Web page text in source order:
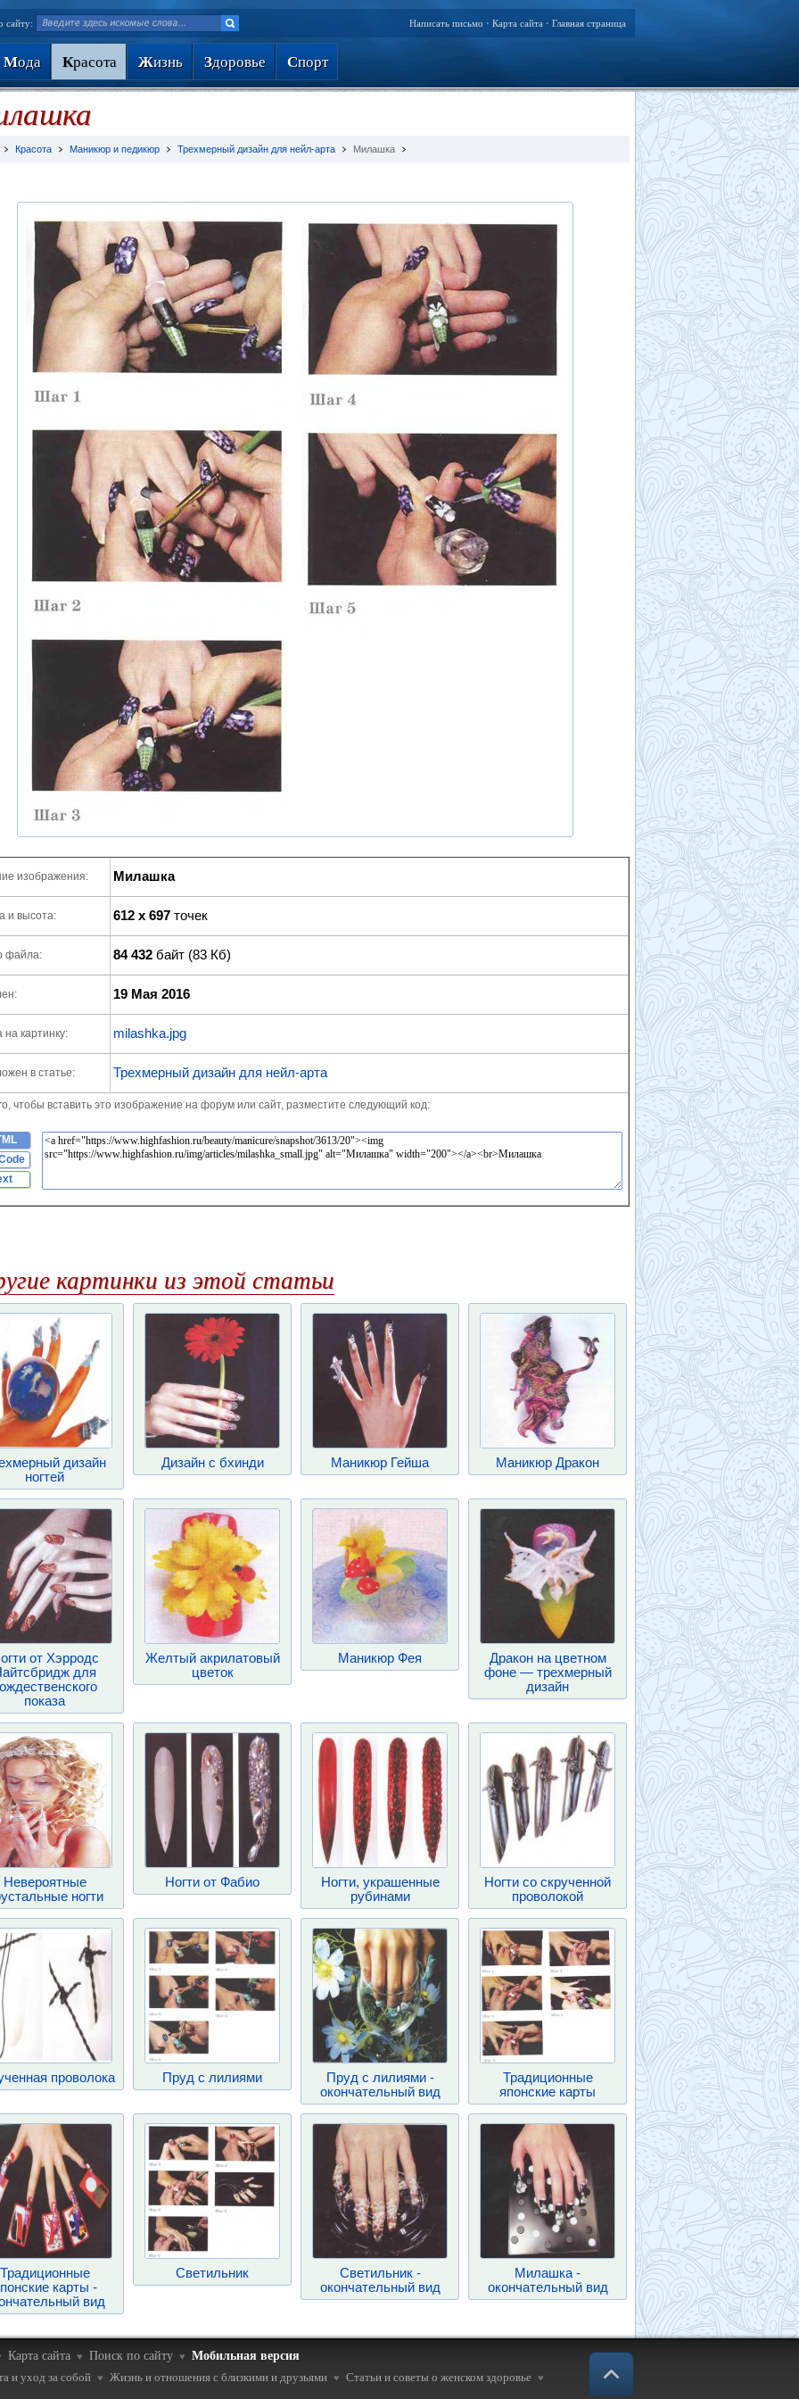
сайту: Написать письмо • Карта сайта • Главная страница
Мода Красота Жизнь Здоровье Спорт
Красота Маникюр и педикюр Трехмерный дизайн для нейл-арта Милашка
изображения: Милашка
и высота: 612 x 697 точек
файла: 84 432 байт (83 Кб)
19 Мая 2016
на картинку: milashka.jpg
в статье: Трехмерный дизайн для нейл-арта
чтобы вставить это изображение на форум или сайт, разместите следующий код:
картинки из этой статьи
дизайн
ногтей
Дизайн с бхинди Маникюр Гейша Маникюр Дракон
от Xэрродс
для
показа
Желтый акрилатовый
цветок
Маникюр Фея
Дракон на цветном
фоне — трехмерный
дизайн
Невероятные
ногти
Ногти от Фабио
Ногти, украшенные
рубинами
Ногти со скрученной
проволокой
проволока Пруд с лилиями
Пруд с лилиями -
окончательный вид
Традиционные
японские карты
Традиционные
карты -
вид
Светильник
Светильник -
окончательный вид
Милашка -
окончательный вид
Карта сайта ♥ Поиск по сайту ♥
Мобильная версия
и уход за собой
♥ Жизнь и отношения с близкими и друзьями ♥ Статьи и советы о женском здоровье ♥